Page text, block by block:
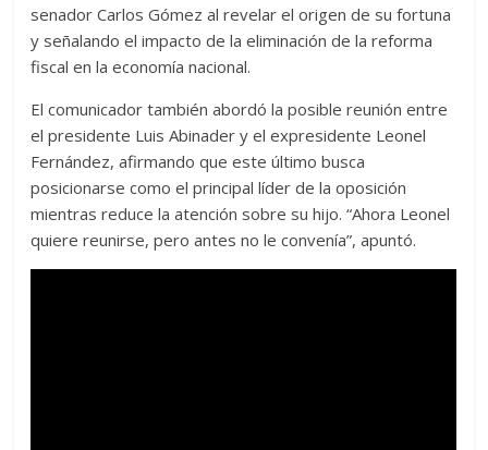
senador Carlos Gómez al revelar el origen de su fortuna
y señalando el impacto de la eliminación de la reforma
fiscal en la economía nacional.
El comunicador también abordó la posible reunión entre
el presidente Luis Abinader y el expresidente Leonel
Fernández, afirmando que este último busca
posicionarse como el principal líder de la oposición
mientras reduce la atención sobre su hijo. “Ahora Leonel
quiere reunirse, pero antes no le convenía”, apuntó.